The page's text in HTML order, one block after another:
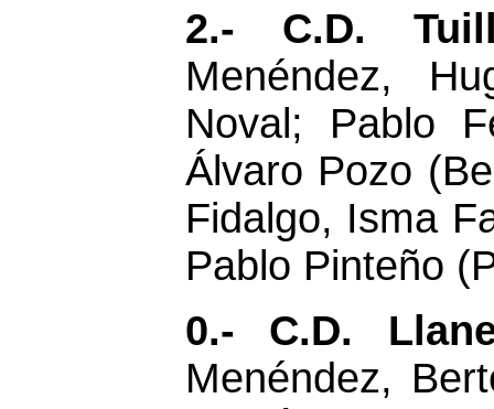
2.- C.D.
Menéndez,
Noval; Pablo
Álvaro Pozo
Fidalgo, Isma
Pablo Pinteño
0.- C.D.
Menéndez,